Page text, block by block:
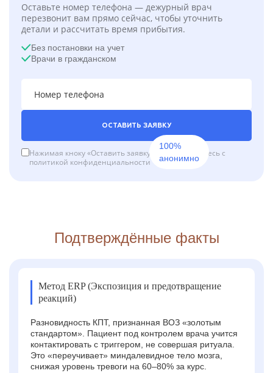
Оставьте номер телефона — дежурный врач
перезвонит вам прямо сейчас, чтобы уточнить
детали и рассчитать время прибытия.
Без постановки на учет
Врачи в гражданском
ОСТАВИТЬ ЗАЯВКУ
Нажимая кноку «Оставить заявку», вы соглашаетесь с
политикой конфиденциальности
100%
анонимно
Подтверждённые факты
Метод ERP (Экспозиция и предотвращение
реакций)
Разновидность КПТ, признанная ВОЗ «золотым
стандартом». Пациент под контролем врача учится
контактировать с триггером, не совершая ритуала.
Это «переучивает» миндалевидное тело мозга,
снижая уровень тревоги на 60–80% за курс.